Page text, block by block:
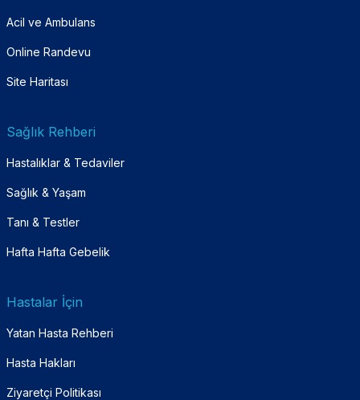
Acil ve Ambulans
Online Randevu
Site Haritası
Sağlık Rehberi
Hastalıklar & Tedaviler
Sağlık & Yaşam
Tanı & Testler
Hafta Hafta Gebelik
Hastalar İçin
Yatan Hasta Rehberi
Hasta Hakları
Ziyaretçi Politikası